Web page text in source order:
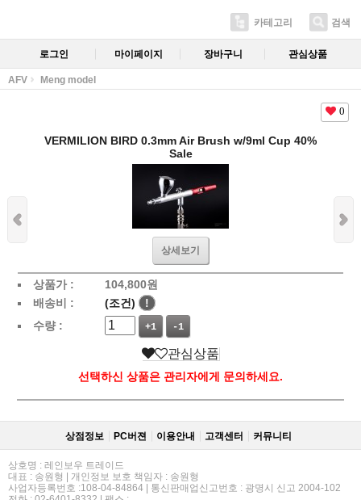
카테고리 검색
로그인 마이페이지 장바구니 관심상품
AFV Meng model
0
VERMILION BIRD 0.3mm Air Brush w/9ml Cup 40%
Sale
상세보기
상품가 : 104,800원
배송비 :
(조건)
!
수량 :
+1 -1
관심상품
선택하신 상품은 관리자에게 문의하세요.
상점정보 PC버젼 이용안내 고객센터 커뮤니티
상호명 : 레인보우 트레이드
대표 : 송원형 | 개인정보 보호 책임자 : 송원형
사업자등록번호 :108-04-84864 | 통신판매업신고번호 : 광명시 신고 2004-102